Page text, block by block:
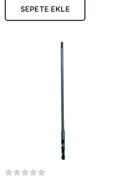
SEPETE EKLE